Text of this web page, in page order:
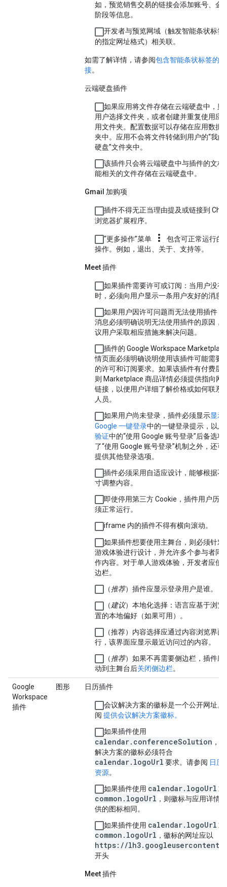
如，预览销售交易的链接会添加账号、金
阶段等信息。
开发者与预览网域（触发智能条状标签
的指定网址格式）相关联。
如需了解详情，请参阅包含智能条状标签的
接。
云端硬盘插件
如果应用将文件存储在云端硬盘中，则
用户选择文件夹，或者创建并重复使用应
用文件夹。配置数据可以存储在应用数据
夹中。应用不会将文件转储到用户的“我的
硬盘”文件夹中。
该插件只会将云端硬盘中与插件的文档
能相关的文件存储在云端硬盘中。
Gmail 加购项
插件不得无正当理由提及或链接到
浏览器扩展程序。
“更多操作”菜单 more_vert
包含可正常运行的
操作。例如，退出、关于、支持等。
Meet 插件
如果插件需要许可或订阅：当用户没有
时，必须向用户显示一条用户友好的消息
如果用户因许可问题而无法使用插件，
消息必须明确说明无法使用插件的原因，
议用户采取相应措施来解决问题。
插件的 Google Workspace
情页面必须明确说明使用该插件可能需要
的许可和订阅要求。如果该插件有付费层
则 Marketplace 商品详情必须提供指向网
链接，以便用户详细了解价格或如何联系
人员。
如果用户尚未登录，插件必须显示显示
Google 一键登录中的一键登录提示，以及
验证中的“使用 Google 账号登录”后备选项
了“使用 Google 账号登录”机制之外，还可
提供其他登录选项。
插件必须采用自适应设计，能够根据不
寸调整内容。
即使停用第三方 Cookie，插件用户历
须正常运行。
iframe 内的插件不得有横向滚动。
如果插件想要使用主舞台，则必须针对
游戏体验进行设计，并允许多个参与者同
作内容。对于单人游戏体验，开发者应使
边栏。
（推荐）插件应显示登录用户是谁。
（建议）本地化选择：语言应基于浏览
置的本地偏好（如果可用）。
（推荐）内容选择应通过内容浏览界面
行，该界面应显示最近访问过的内容。
（推荐）如果不再需要侧边栏，插件应
动到主舞台后关闭侧边栏。
Google
Workspace
插件
图形 日历插件
会议解决方案的徽标是一个公开网址。
阅 提供会议解决方案徽标。
如果插件使用
calendar.conferenceSolution ，
解决方案的徽标必须符合
calendar.logoUrl 要求。请参阅 日历
资源。
如果插件使用 calendar.logoUrl 或
common.logoUrl ，则徽标与应用详情
供的图标相同。
如果插件使用 calendar.logoUrl 或
common.logoUrl ，徽标的网址应以
https://
开头
Meet 插件